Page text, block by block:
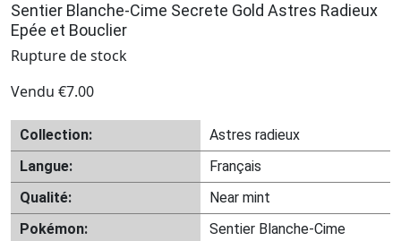
Sentier Blanche-Cime Secrete Gold Astres Radieux
Epée et Bouclier
Rupture de stock
Vendu €7.00
Collection:
Astres radieux
Langue:
Français
Qualité:
Near mint
Pokémon:
Sentier Blanche-Cime